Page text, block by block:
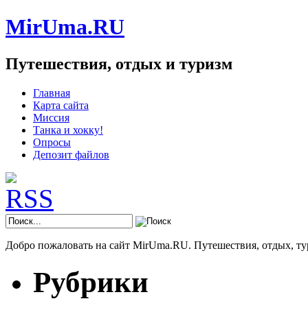
MirUma.RU
Путешествия, отдых и туризм
Главная
Карта сайта
Миссия
Танка и хокку!
Опросы
Депозит файлов
Добро пожаловать на сайт MirUma.RU. Путешествия, отдых,
Рубрики